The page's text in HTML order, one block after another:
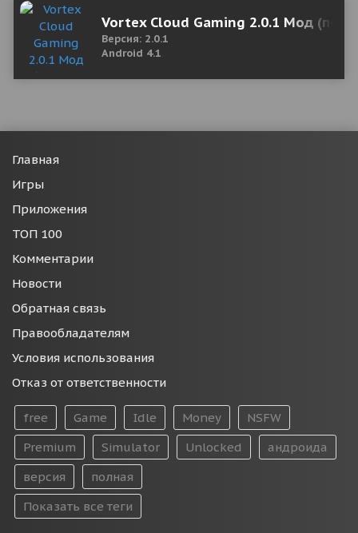
Vortex Cloud Gaming 2.0.1 Мод
Версия: 2.0.1
Android 4.1
Главная
Игры
Приложения
ТОП 100
Комментарии
Новости
Обратная связь
Правообладателям
Условия использования
Отказ от ответственности
free Game Idle Money
NSFW
Premium
Simulator Unlocked
андроида
версия
полная
Показать все теги